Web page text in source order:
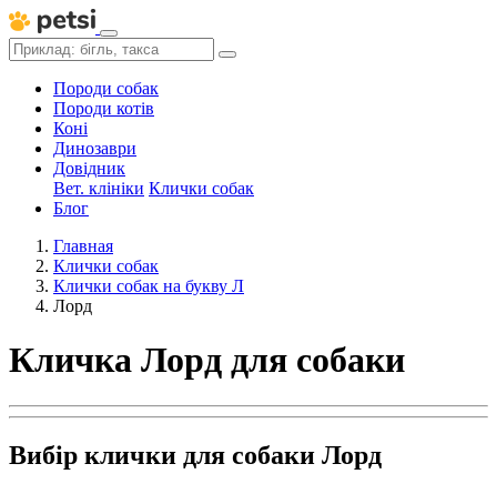
Породи собак
Породи котів
Коні
Динозаври
Довідник
Вет. клініки Клички собак
Блог
Главная
Клички собак
Клички собак на букву Л
Лорд
Кличка Лорд для собаки
Вибір клички для собаки Лорд